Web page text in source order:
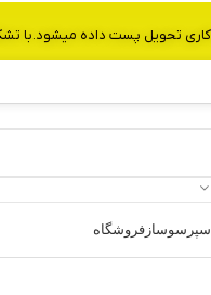
اسپرسوساز فروشگاه